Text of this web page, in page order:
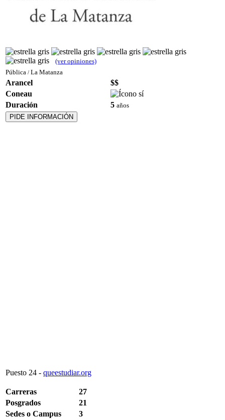
(ver opiniones)
Pública / La Matanza
Arancel
$$
Coneau
Duración
5 años
PIDE INFORMACIÓN
Puesto 24 - queestudiar.org
Carreras
27
Posgrados
21
Sedes o Campus
3